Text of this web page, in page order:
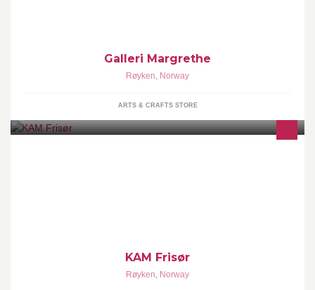
Galleri Margrethe
Røyken, Norway
ARTS & CRAFTS STORE
KAM Frisør
Røyken, Norway